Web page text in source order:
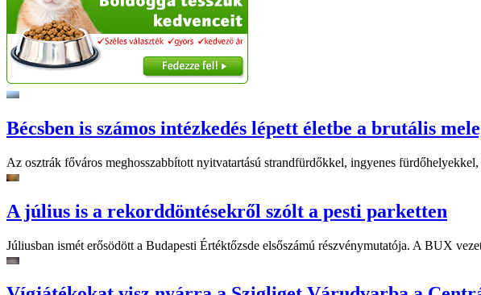
Bécsben is számos intézkedés lépett életbe a brutális
Az osztrák főváros meghosszabbított nyitvatartású strandfürdőkkel, ingyenes
A július is a rekorddöntésekről szólt a pesti parketten
Júliusban ismét erősödött a Budapesti Értéktőzsde elsőszámú részvénymutatója. A BUX